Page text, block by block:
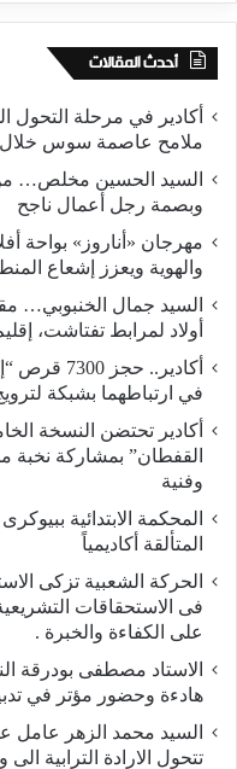
أحدث المقالات
أكادير في مرحلة
ملامح عاصمة سوس خلال
السيد الحسين مخلص… من
وبصمة رجل أعمال ناجح
مهرجان «أناروز» بواحة
والهوية ويعزز إشعاع
السيد جمال الخنبوبي…
أولاد لمرابط تفتاشت،
أكادير..
في ارتباطهما بشبكة
أكادير تحتضن النسخة
القفطان” بمشاركة
وفنية
المحكمة الابتدائية
المتألقة أكاديمياً
الحركة الشعبية تزكى
فى الاستحقاقات
على الكفاءة والخبرة .
الاستاد مصطفى بودرقة
هادءة وحضور مؤتر في
السيد محمد الزهر عامل
تتحول الارادة الترابية